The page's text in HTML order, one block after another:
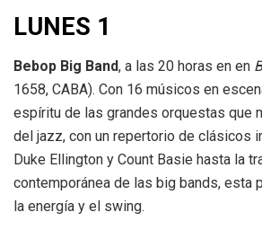
LUNES 1
Bebop Big Band, a las 20 horas en en
1658, CABA). Con 16 músicos en
espíritu de las grandes orquestas que
del jazz, con un repertorio de clásicos
Duke Ellington y Count Basie hasta la
contemporánea de las big bands, esta
la energía y el swing.